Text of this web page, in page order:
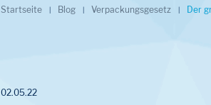
Startseite Blog Verpackungsgesetz Der
02.05.22